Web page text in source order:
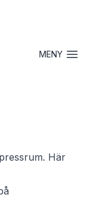
MENYÖppna
Här